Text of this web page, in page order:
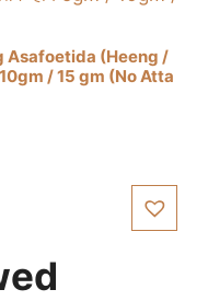
Asafoetida (Heeng /
10gm / 15 gm (No Atta